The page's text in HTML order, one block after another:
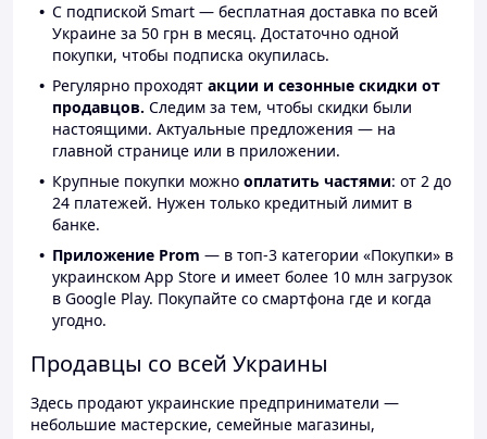
С подпиской Smart — бесплатная доставка по всей
Украине за 50 грн в месяц. Достаточно одной
покупки, чтобы подписка окупилась.
Регулярно проходят акции и сезонные скидки от
продавцов. Следим за тем, чтобы скидки были
настоящими. Актуальные предложения — на
главной странице или в приложении.
Крупные покупки можно оплатить частями: от 2 до
24 платежей. Нужен только кредитный лимит в
банке.
Приложение Prom — в топ-3 категории «Покупки» в
украинском App Store и имеет более 10 млн загрузок
в Google Play. Покупайте со смартфона где и когда
угодно.
Продавцы со всей Украины
Здесь продают украинские предприниматели —
небольшие мастерские, семейные магазины,